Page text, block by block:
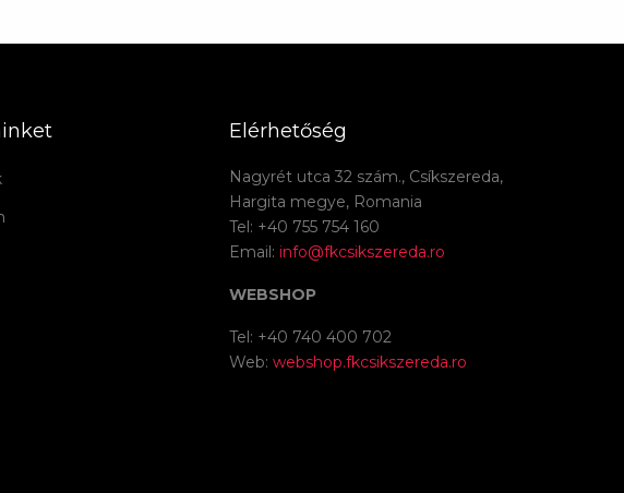
Elérhetőség
Nagyrét utca 32 szám., Csíkszereda,
Hargita megye, Romania
Tel: +40 755 754 160
Email: info@fkcsikszereda.ro
WEBSHOP
Tel: +40 740 400 702
Web: webshop.fkcsikszereda.ro